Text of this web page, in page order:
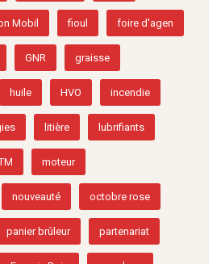
Mobil fioul foire d'agen
GNR graisse
huile HVO incendie
litière lubrifiants
moteur
nouveauté octobre rose
panier brûleur partenariat